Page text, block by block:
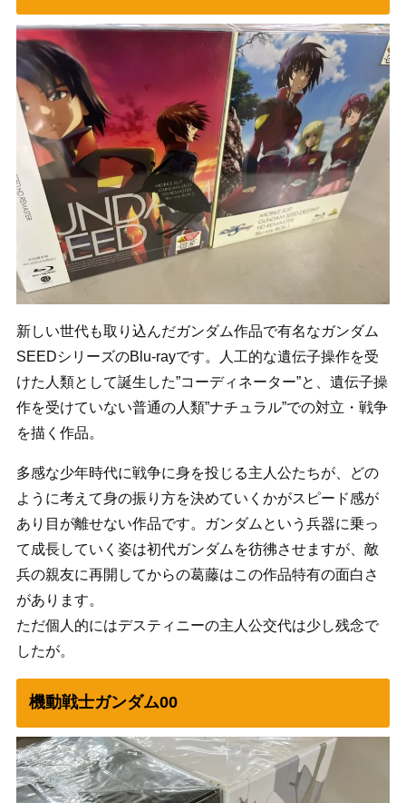
新しい世代も取り込んだガンダム作品で有名なガンダム
SEEDシリーズのBlu-rayです。人工的な遺伝子操作を受
けた人類として誕生した”コーディネーター”と、遺伝子操
作を受けていない普通の人類”ナチュラル”での対立・戦争
を描く作品。
多感な少年時代に戦争に身を投じる主人公たちが、どの
ように考えて身の振り方を決めていくかがスピード感が
あり目が離せない作品です。ガンダムという兵器に乗っ
て成長していく姿は初代ガンダムを彷彿させますが、敵
兵の親友に再開してからの葛藤はこの作品特有の面白さ
があります。
ただ個人的にはデスティニーの主人公交代は少し残念で
したが。
機動戦士ガンダム00